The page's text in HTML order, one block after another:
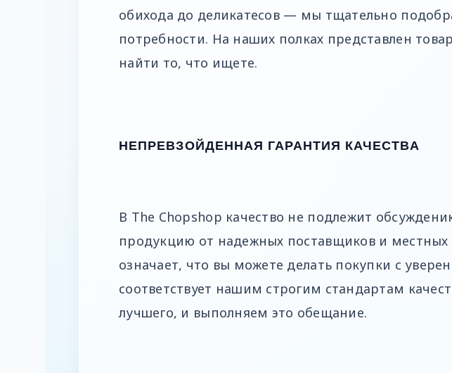
обихода до деликатесов — мы тщательно
потребности. На наших полках представлен
найти то, что ищете.
НЕПРЕВЗОЙДЕННАЯ ГАРАНТИЯ КАЧЕСТВА
В The Chopshop качество не подлежит
продукцию от надежных поставщиков и
означает, что вы можете делать покупки с
соответствует нашим строгим стандартам
лучшего, и выполняем это обещание.